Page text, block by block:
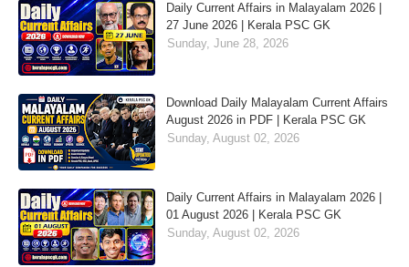
Daily Current Affairs in Malayalam 2026 |
27 June 2026 | Kerala PSC GK
Sunday, June 28, 2026
Download Daily Malayalam Current Affairs
August 2026 in PDF | Kerala PSC GK
Sunday, August 02, 2026
Daily Current Affairs in Malayalam 2026 |
01 August 2026 | Kerala PSC GK
Sunday, August 02, 2026